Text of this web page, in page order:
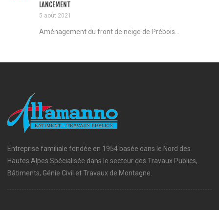
LANCEMENT
5 août 2021
Aménagement du front de neige de Prébois...
Entreprise familiale fondée en 1954 basée dans le Nord des
Hautes Alpes Spécialisée dans le secteur des Travaux Publics,
Bâtiments, Génie Civil et Travaux de Montagne.